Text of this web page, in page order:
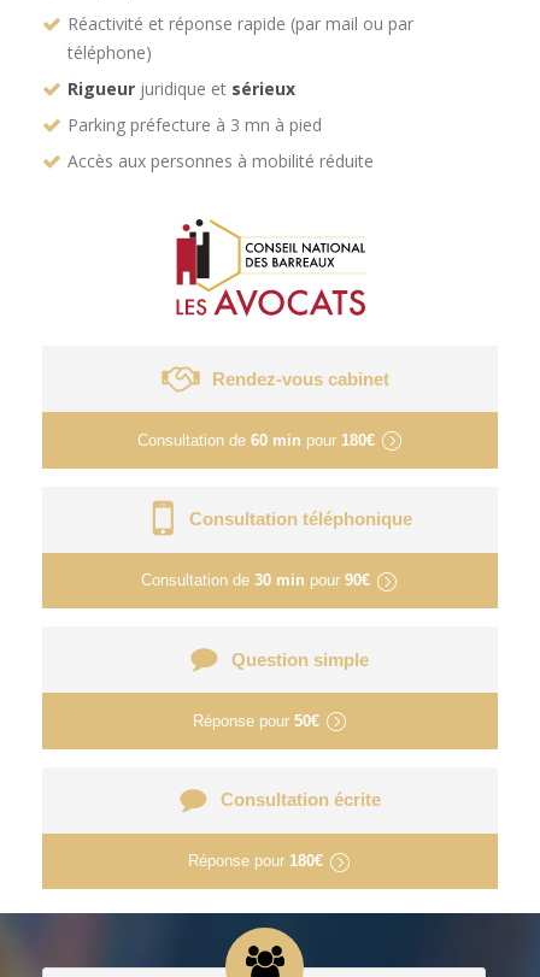
Réactivité et réponse rapide (par mail ou par
téléphone)
Rigueur juridique et sérieux
Parking préfecture à 3 mn à pied
Accès aux personnes à mobilité réduite
Rendez-vous cabinet
Consultation de 60 min pour 180€
Consultation téléphonique
Consultation de 30 min pour 90€
Question simple
Réponse pour 50€
Consultation écrite
Réponse pour 180€